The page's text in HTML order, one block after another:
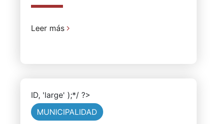
Leer más
ID, 'large' );*/ ?>
MUNICIPALIDAD